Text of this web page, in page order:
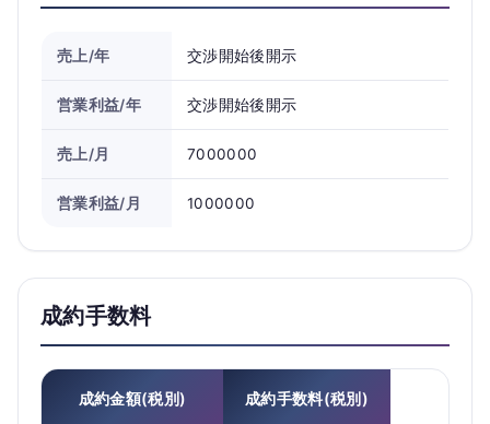
売上/年 交渉開始後開示
営業利益/年 交渉開始後開示
売上/月 7000000
営業利益/月 1000000
成約手数料
成約金額(税別) 成約手数料(税別)